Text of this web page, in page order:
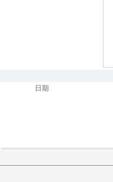
日期